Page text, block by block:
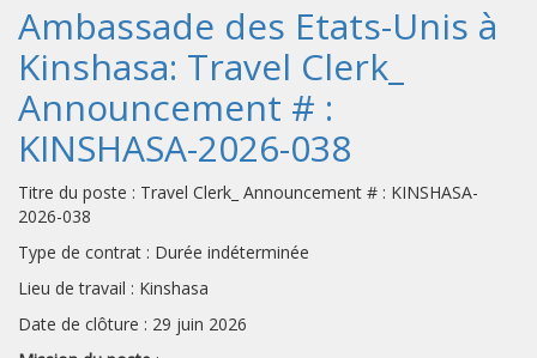
Ambassade des Etats-Unis à
Kinshasa: Travel Clerk_
Announcement # :
KINSHASA-2026-038
Titre du poste : Travel Clerk_ Announcement # : KINSHASA-
2026-038
Type de contrat : Durée indéterminée
Lieu de travail : Kinshasa
Date de clôture : 29 juin 2026